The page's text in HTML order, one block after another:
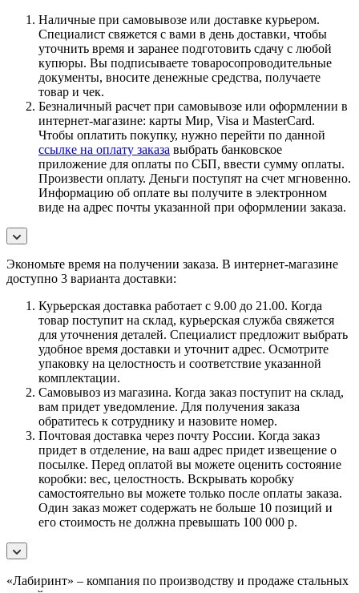
Наличные при самовывозе или доставке курьером.
Специалист свяжется с вами в день доставки, чтобы
уточнить время и заранее подготовить сдачу с любой
купюры. Вы подписываете товаросопроводительные
документы, вносите денежные средства, получаете
товар и чек.
Безналичный расчет при самовывозе или оформлении в
интернет-магазине: карты Мир, Visa и MasterCard.
Чтобы оплатить покупку, нужно перейти по данной
ссылке на оплату заказа выбрать банковское
приложение для оплаты по СБП, ввести сумму оплаты.
Произвести оплату. Деньги поступят на счет мгновенно.
Информацию об оплате вы получите в электронном
виде на адрес почты указанной при оформлении заказа.
Экономьте время на получении заказа. В интернет-магазине
доступно 3 варианта доставки:
Курьерская доставка работает с 9.00 до 21.00. Когда
товар поступит на склад, курьерская служба свяжется
для уточнения деталей. Специалист предложит выбрать
удобное время доставки и уточнит адрес. Осмотрите
упаковку на целостность и соответствие указанной
комплектации.
Самовывоз из магазина. Когда заказ поступит на склад,
вам придет уведомление. Для получения заказа
обратитесь к сотруднику и назовите номер.
Почтовая доставка через почту России. Когда заказ
придет в отделение, на ваш адрес придет извещение о
посылке. Перед оплатой вы можете оценить состояние
коробки: вес, целостность. Вскрывать коробку
самостоятельно вы можете только после оплаты заказа.
Один заказ может содержать не больше 10 позиций и
его стоимость не должна превышать 100 000 р.
«Лабиринт» – компания по производству и продаже стальных